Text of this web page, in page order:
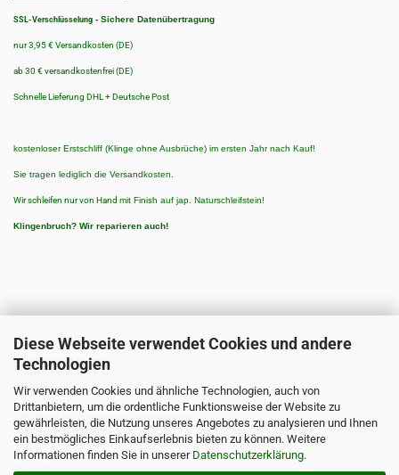
Diese Webseite verwendet Cookies und andere
Technologien
Wir verwenden Cookies und ähnliche Technologien, auch von
Drittanbietern, um die ordentliche Funktionsweise der Website zu
gewährleisten, die Nutzung unseres Angebotes zu analysieren und Ihnen
ein bestmögliches Einkaufserlebnis bieten zu können. Weitere
Informationen finden Sie in unserer Datenschutzerklärung.
SSL-Verschlüsselung - Sichere Datenübertragung
nur 3,95 € Versandkosten (DE)
ab 30 € versandkostenfrei (DE)
Schnelle Lieferung DHL + Deutsche Post
kostenloser Erstschliff (Klinge ohne Ausbrüche) im ersten Jahr nach Kauf!
Sie tragen lediglich die Versandkosten.
Wir schleifen nur von Hand mit Finish auf jap. Naturschleifstein!
Klingenbruch? Wir reparieren auch!
ZAHLUNGSARTEN
Zahlungsarten:
3 % Rabatt bei Vorkasse/Banküberweisung
PayPal